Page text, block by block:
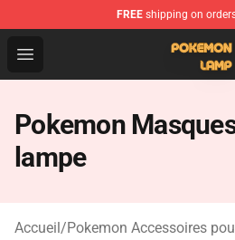
FREE shipping on
Open menu
Pokemon Lamp Shop - The
Pokemon
lampe
Accueil/Pokemon Accessoires